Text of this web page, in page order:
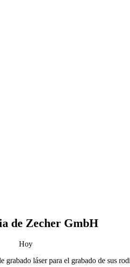
de Zecher GmbH
Hoy
grabado láser para el grabado de sus